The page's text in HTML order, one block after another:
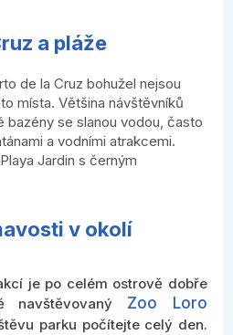
a pláže
de la Cruz bohužel nejsou
místa. Většina návštěvníků
bazény se slanou vodou, často
a vodními atrakcemi.
Jardin s černým
v okolí
je po celém ostrově dobře
navštěvovaný Zoo Loro
parku počítejte celý den.